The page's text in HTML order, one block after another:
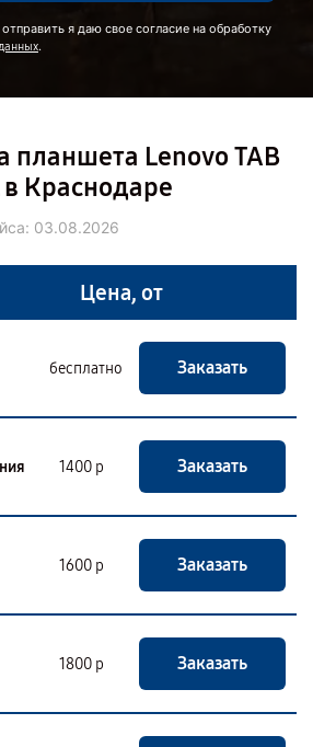
я даю свое согласие на обработку
.
планшета Lenovo TAB
в Краснодаре
03.08.2026
Цена, от
бесплатно Заказать
1400 р Заказать
1600 р Заказать
1800 р Заказать